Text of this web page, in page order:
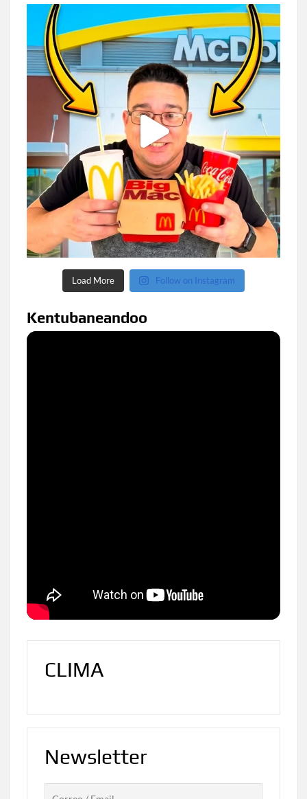
Load More Follow on Instagram
Kentubaneandoo
CLIMA
Newsletter